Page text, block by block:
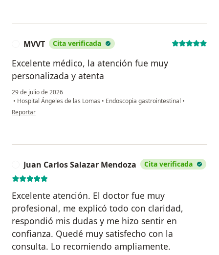
MVVT Cita verificada
Excelente médico, la atención fue muy
personalizada y atenta
29 de julio de 2026
• Hospital Ángeles de las Lomas • Endoscopia gastrointestinal •
en opinión del usuario MVVT
Reportar
Juan Carlos Salazar Mendoza Cita verificada
Excelente atención. El doctor fue muy
profesional, me explicó todo con claridad,
respondió mis dudas y me hizo sentir en
confianza. Quedé muy satisfecho con la
consulta. Lo recomiendo ampliamente.